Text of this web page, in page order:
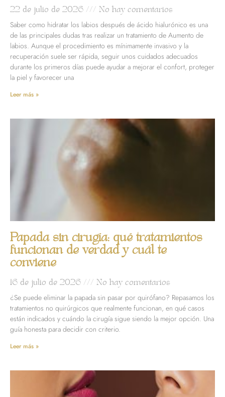
22 de julio de 2026 No hay comentarios
Saber como hidratar los labios después de ácido hialurónico es una
de las principales dudas tras realizar un tratamiento de Aumento de
labios. Aunque el procedimiento es mínimamente invasivo y la
recuperación suele ser rápida, seguir unos cuidados adecuados
durante los primeros días puede ayudar a mejorar el confort, proteger
la piel y favorecer una
Leer más »
Papada sin cirugía: qué tratamientos
funcionan de verdad y cuál te
conviene
16 de julio de 2026 No hay comentarios
¿Se puede eliminar la papada sin pasar por quirófano? Repasamos los
tratamientos no quirúrgicos que realmente funcionan, en qué casos
están indicados y cuándo la cirugía sigue siendo la mejor opción. Una
guía honesta para decidir con criterio.
Leer más »